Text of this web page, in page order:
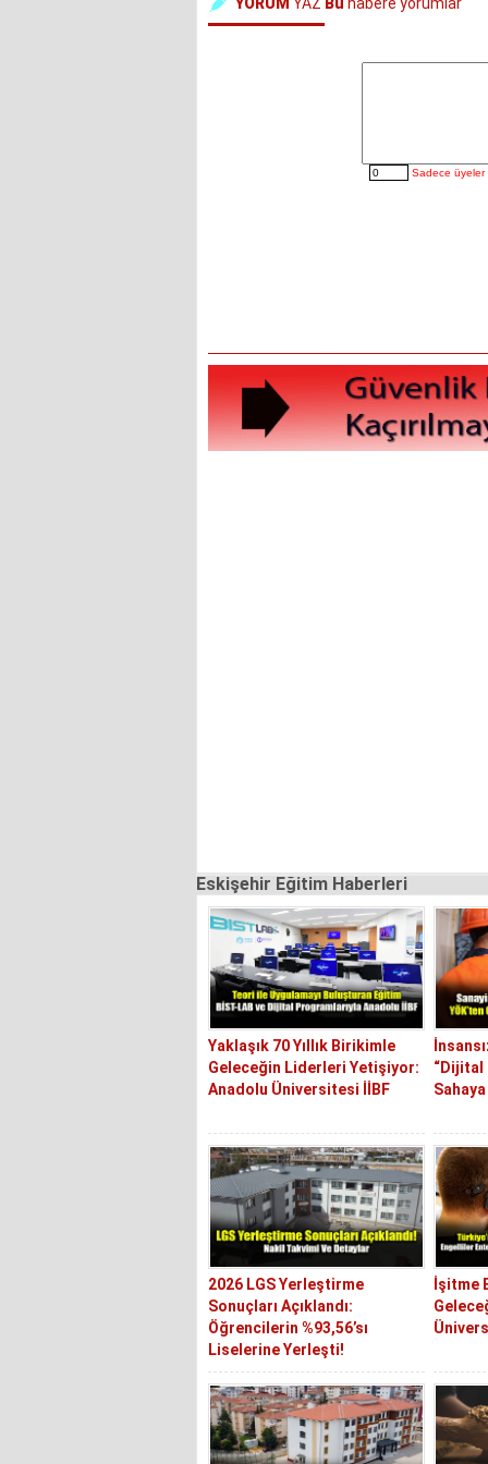
Eskişehir Eğitim Haberleri
Yaklaşık 70 Yıllık Birikimle
Geleceğin Liderleri Yetişiyor:
Anadolu Üniversitesi İİBF
“Dijital
2026 LGS Yerleştirme
Sonuçları Açıklandı:
Öğrencilerin %93,56’sı
Liselerine Yerleşti!
İşitme